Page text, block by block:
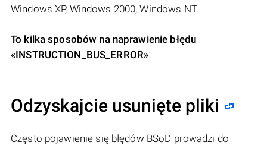
Windows XP, Windows 2000, Windows NT.
To kilka sposobów na naprawienie błędu
«INSTRUCTION_BUS_ERROR»:
Odzyskajcie usunięte pliki
Często pojawienie się błędów BSoD prowadzi do